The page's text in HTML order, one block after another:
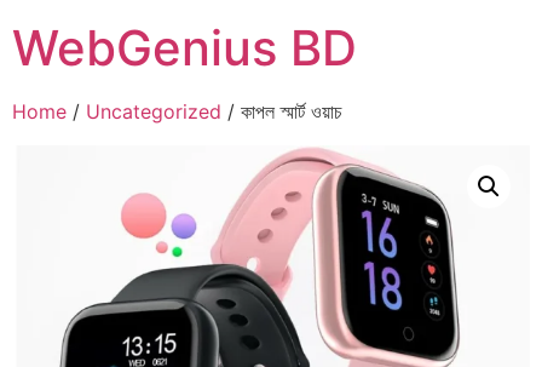
WebGenius BD
Home / Uncategorized / কাপল স্মার্ট ওয়াচ